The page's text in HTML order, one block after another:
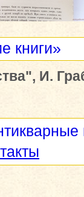
книги»
И.